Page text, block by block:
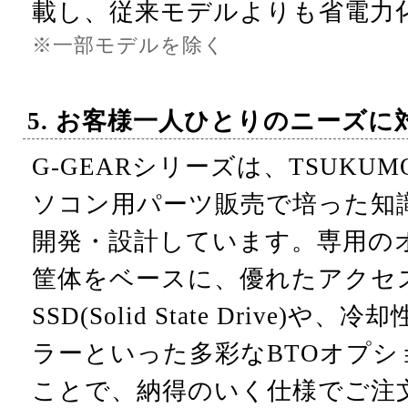
載し、従来モデルよりも省電力
※一部モデルを除く
5. お客様一人ひとりのニーズに
G-GEARシリーズは、
ソコン用パーツ販売で培った
開発・設計しています。専用
筐体をベースに、優れたアクセ
SSD(Solid State Drive)や、冷却
ラーといった多彩なBTOオプ
ことで、納得のいく仕様でご注